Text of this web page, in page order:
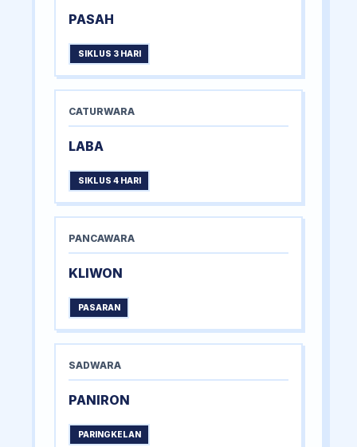
PASAH
SIKLUS 3 HARI
CATURWARA
LABA
SIKLUS 4 HARI
PANCAWARA
KLIWON
PASARAN
SADWARA
PANIRON
PARINGKELAN